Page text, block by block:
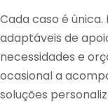
Cada caso é
adaptáveis de
necessidades e
ocasional a
soluções